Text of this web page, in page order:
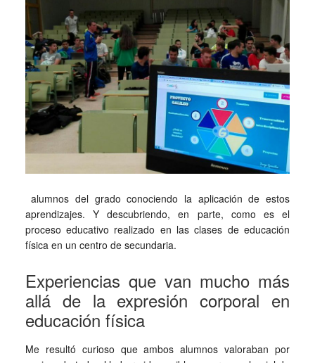
alumnos del grado conociendo la aplicación de estos
aprendizajes. Y descubriendo, en parte, como es el
proceso educativo realizado en las clases de educación
física en un centro de secundaria.
Experiencias que van mucho más
allá de la expresión corporal en
educación física
Me resultó curioso que ambos alumnos valoraban por